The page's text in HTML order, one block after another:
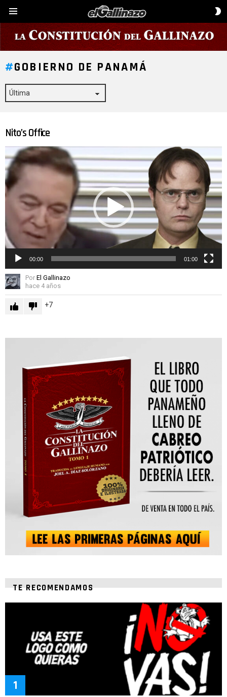
GOBIERNO DE PANAMÁ
ÚLTIMAS
Nito’s Office
Reproductor
de
vídeo
00:00 01:00
Por El Gallinazo
hace 4 años
7
TE RECOMENDAMOS